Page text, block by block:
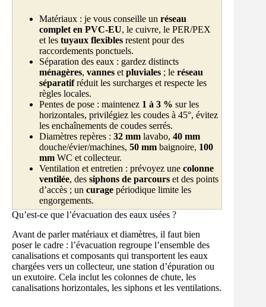
Matériaux : je vous conseille un réseau
complet en PVC-EU, le cuivre, le PER/PEX
et les tuyaux flexibles restent pour des
raccordements ponctuels.
Séparation des eaux : gardez distincts
ménagères, vannes et pluviales ; le réseau
séparatifréduit les surcharges et respecte les
règles locales.
Pentes de pose : maintenez 1 à 3 % sur les
horizontales, privilégiez les coudes à 45°, évitez
les enchaînements de coudes serrés.
Diamètres repères : 32 mm lavabo, 40 mm
douche/évier/machines, 50 mm baignoire, 100
mm WC et collecteur.
Ventilation et entretien : prévoyez une colonne
ventilée, des siphons de parcours et des points
d’accès ; un curage périodique limite les
engorgements.
Qu’est-ce que l’évacuation des eaux usées ?
Avant de parler matériaux et diamètres, il faut bien
poser le cadre : l’évacuation regroupe l’ensemble des
canalisations et composants qui transportent les eaux
chargées vers un collecteur, une station d’épuration ou
un exutoire. Cela inclut les colonnes de chute, les
canalisations horizontales, les siphons et les ventilations.